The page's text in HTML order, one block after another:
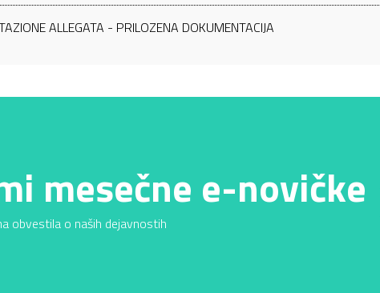
ALLEGATA - PRILOZENA DOKUMENTACIJA
mesečne e-novičke
obvestila o naših dejavnostih